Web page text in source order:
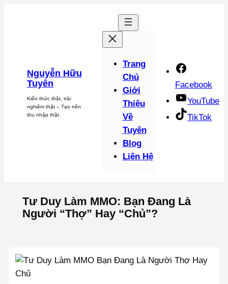
Nguyễn Hữu
Tuyên
Kiến thức thật, trải
nghiệm thật – Tạo nên
thu nhập thật
Trang
Chủ
Giới
Thiệu
Về
Tuyên
Blog
Liên Hệ
Facebook
YouTube
TikTok
Tư Duy Làm MMO: Bạn Đang Là
Người “Thợ” Hay “Chủ”?